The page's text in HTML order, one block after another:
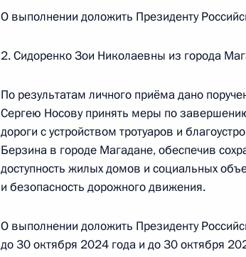
Исполнено поручение (меры приняты),
Президента Российской Федерации
Администрации Президента
в Приёмной Президента Российской
14 декабря 2022 года
28 августа 2023 года, 19:23
24 августа 2023 года, четверг
О выполнении доложить Президенту
2. Сидоренко Зои Николаевны из города
По результатам личного приёма дано
Сергею Носову принять меры по
дороги с устройством тротуаров и
Берзина в городе Магадане, обеспечив
доступность жилых домов и социальных
и безопасность дорожного движения.
О выполнении доложить Президенту
до 30 октября 2024 года и до 30 октября